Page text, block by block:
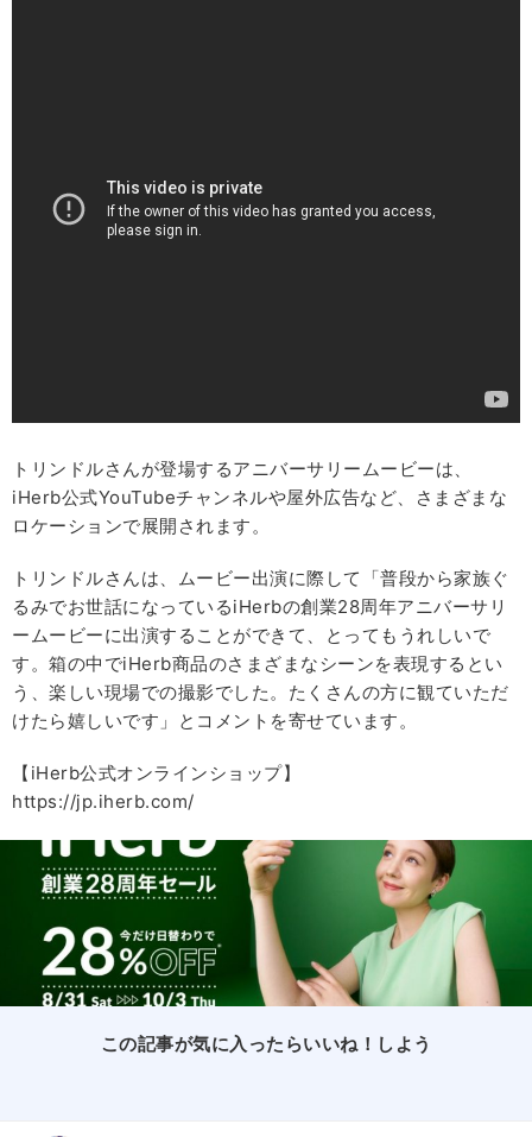
トリンドルさんが登場するアニバーサリームービーは、
iHerb公式YouTubeチャンネルや屋外広告など、さまざまな
ロケーションで展開されます。
トリンドルさんは、ムービー出演に際して「普段から家族ぐ
るみでお世話になっているiHerbの創業28周年アニバーサリ
ームービーに出演することができて、とってもうれしいで
す。箱の中でiHerb商品のさまざまなシーンを表現するとい
う、楽しい現場での撮影でした。たくさんの方に観ていただ
けたら嬉しいです」とコメントを寄せています。
【iHerb公式オンラインショップ】
https://jp.iherb.com/
この記事が気に入ったらいいね！しよう